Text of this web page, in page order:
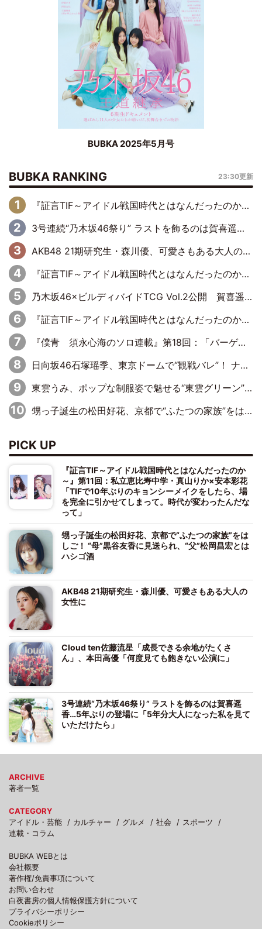
BUBKA 2025年5月号
BUBKA RANKING 23:30更新
『証言TIF～アイドル戦国時代とはなんだったのか～』第6回：でんぱ組.inc・古川未鈴×相沢梨紗「『ハロプロやりたかったな』って言ったら、夢眠ねむさんに『てめえはでんぱ組．incなんだよ！』って肩パンされて(笑)」
3号連続“乃木坂46祭り” ラストを飾るのは賀喜遥香…5年ぶりの登場に「5年分大人になった私を見ていただけたら」
AKB48 21期研究生・森川優、可愛さもある大人の女性に
『証言TIF～アイドル戦国時代とはなんだったのか～』第10回：さくら学院・武藤彩未×飯田らうら「正直、中3で辞めるというのを信じてなくて。そう言われてはいたけど、嘘でしょって」
乃木坂46×ビルディバイドTCG Vol.2公開 賀喜遥香＆田村真佑が『京まふ』ステージに登壇
『証言TIF～アイドル戦国時代とはなんだったのか～』第11回：私立恵比寿中学・真山りか×安本彩花「TIFで10年ぶりのキョンシーメイクをしたら、場を完全に引かせてしまって。時代が変わったんだなって」
『僕青 須永心海のソロ連載』第18回：「バーゲンセールハンターみうな inしまむら」編
日向坂46石塚瑶季、東京ドームで“観戦バレ”！ ナイツ・塙も認めた「巨人に詳しすぎるアイドル」は元VENUSスクール生で杉内コーチ推し⁉
東雲うみ、ポップな制服姿で魅せる“東雲グリーン”の正体
甥っ子誕生の松田好花、京都で“ふたつの家族”をはしご！ “母”黒谷友香に見送られ、“父”松岡昌宏とはハシゴ酒
PICK UP
『証言TIF～アイドル戦国時代とはなんだったのか
～』第11回：私立恵比寿中学・真山りか×安本彩花
「TIFで10年ぶりのキョンシーメイクをしたら、場
を完全に引かせてしまって。時代が変わったんだな
って」
甥っ子誕生の松田好花、京都で“ふたつの家族”をは
しご！ “母”黒谷友香に見送られ、“父”松岡昌宏とは
ハシゴ酒
AKB48 21期研究生・森川優、可愛さもある大人の
女性に
Cloud ten佐藤流星「成長できる余地がたくさ
ん」、本田高優「何度見ても飽きない公演に」
3号連続“乃木坂46祭り” ラストを飾るのは賀喜遥
香…5年ぶりの登場に「5年分大人になった私を見て
いただけたら」
ARCHIVE
著者一覧
CATEGORY
アイドル・芸能
カルチャー グルメ 社会
スポーツ
連載・コラム
BUBKA WEBとは
会社概要
著作権/免責事項について
お問い合わせ
白夜書房の個人情報保護方針について
プライバシーポリシー
Cookieポリシー